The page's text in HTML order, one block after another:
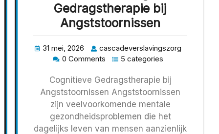
Gedragstherapie bij
Angststoornissen
31 mei, 2026
cascadeverslavingszorg
0 Comments
5 categories
Cognitieve Gedragstherapie bij
Angststoornissen Angststoornissen
zijn veelvoorkomende mentale
gezondheidsproblemen die het
dagelijks leven van mensen aanzienlijk